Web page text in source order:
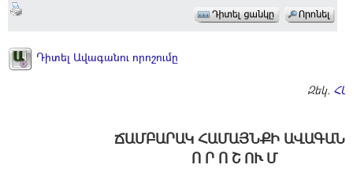
Դիտել Ավագանու որոշումը
Զեկ.
ՃԱՄԲԱՐԱԿ ՀԱՄԱՅՆՔԻ
Ո Ր Ո Շ ՈՒ Մ